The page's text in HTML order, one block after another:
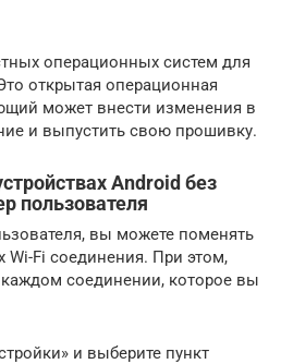
операционных систем для
открытая операционная
может внести изменения в
и выпустить свою прошивку.
Android без
пользователя
вы можете поменять
Wi-Fi соединения. При этом,
каждом соединении, которое вы
и выберите пункт